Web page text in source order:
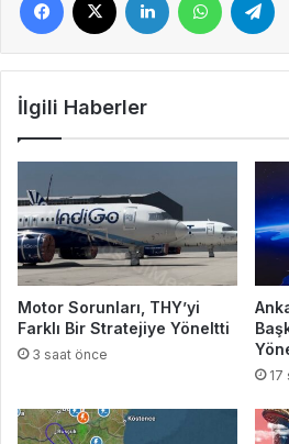
İlgili Haberler
Motor Sorunları, THY’yi
Farklı Bir Stratejiye Yöneltti
3 saat önce
17